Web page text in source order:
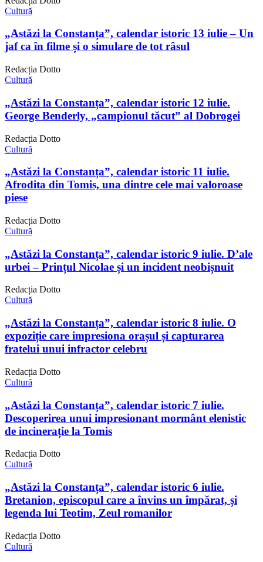
Cultură
„Astăzi la Constanța”, calendar istoric 13 iulie – Un
jaf ca în filme și o simulare de tot râsul
Redacția Dotto
Cultură
„Astăzi la Constanța”, calendar istoric 12 iulie.
George Benderly, „campionul tăcut” al Dobrogei
Redacția Dotto
Cultură
„Astăzi la Constanța”, calendar istoric 11 iulie.
Afrodita din Tomis, una dintre cele mai valoroase
piese
Redacția Dotto
Cultură
„Astăzi la Constanța”, calendar istoric 9 iulie. D’ale
urbei – Prințul Nicolae și un incident neobișnuit
Redacția Dotto
Cultură
„Astăzi la Constanța”, calendar istoric 8 iulie. O
expoziție care impresiona orașul și capturarea
fratelui unui infractor celebru
Redacția Dotto
Cultură
„Astăzi la Constanța”, calendar istoric 7 iulie.
Descoperirea unui impresionant mormânt elenistic
de incinerație la Tomis
Redacția Dotto
Cultură
„Astăzi la Constanța”, calendar istoric 6 iulie.
Bretanion, episcopul care a învins un împărat, și
legenda lui Teotim, Zeul romanilor
Redacția Dotto
Cultură